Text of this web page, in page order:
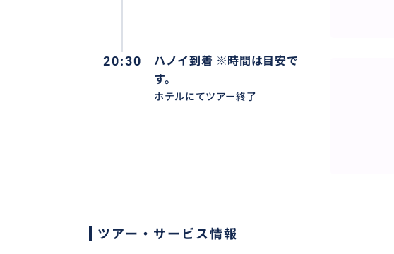
20:30
ハノイ到着 ※時間は目安で
す。
ホテルにてツアー終了
ツアー・サービス情報